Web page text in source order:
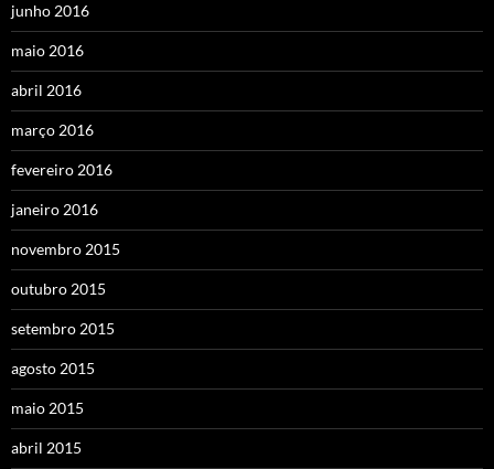
junho 2016
maio 2016
abril 2016
março 2016
fevereiro 2016
janeiro 2016
novembro 2015
outubro 2015
setembro 2015
agosto 2015
maio 2015
abril 2015